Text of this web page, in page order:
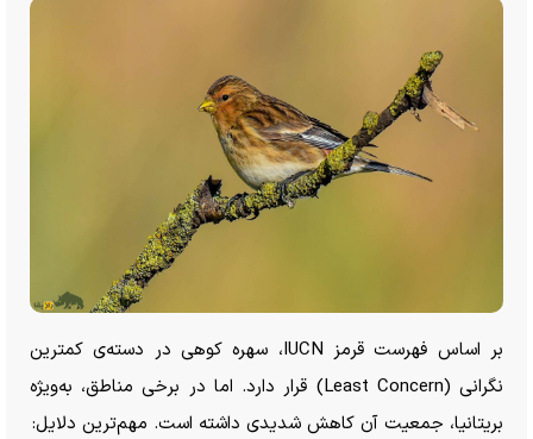
بر اساس فهرست قرمز IUCN، سهره کوهی در دسته‌ی کمترین
نگرانی (Least Concern) قرار دارد. اما در برخی مناطق، به‌ویژه
بریتانیا، جمعیت آن کاهش شدیدی داشته است. مهم‌ترین دلایل: